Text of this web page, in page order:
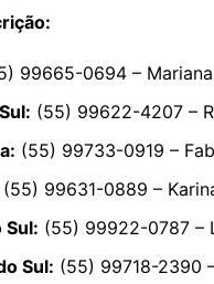
99665-0694 –
(55) 99622-4207 –
(55) 99733-0919 –
(55) 99631-0889 –
Sul: (55) 99922-0787 –
Sul: (55) 99718-2390